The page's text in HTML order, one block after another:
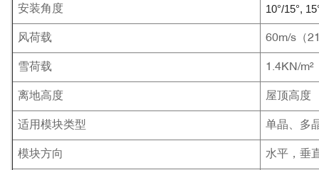
安装角度 10°/15°,
风荷载 60m/s（
雪荷载 1.4KN/m²
离地高度 屋顶高度
适用模块类型 单晶、多
模块方向 水平，垂